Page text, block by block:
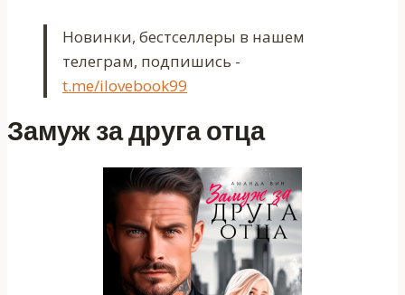
Новинки, бестселлеры в нашем
телеграм, подпишись -
t.me/ilovebook99
Замуж за друга отца